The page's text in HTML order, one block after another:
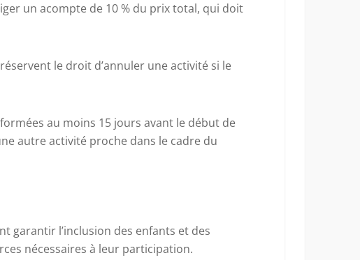
un acompte de 10 % du prix total, qui doit
le droit d’annuler une activité si le
au moins 15 jours avant le début de
autre activité proche dans le cadre du
garantir l’inclusion des enfants et des
nécessaires à leur participation.